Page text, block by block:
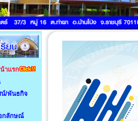
าแรก
/พันธกิจ
กลักษณ์